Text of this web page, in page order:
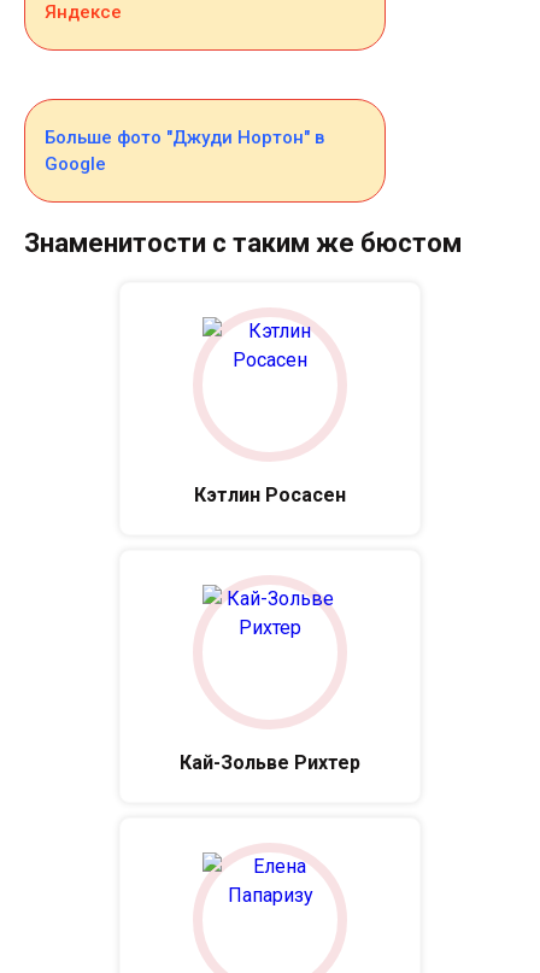
Яндексе
Больше фото "Джуди Нортон" в
Google
Знаменитости с таким же бюстом
Кэтлин Росасен
Кай-Зольве Рихтер